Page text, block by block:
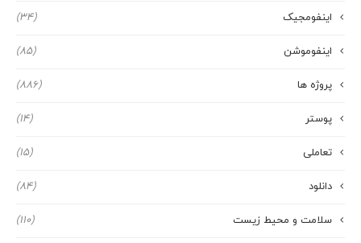
اینفومجیک (34)
اینفوموشن (85)
پروژه ها (886)
پوستر (14)
تعاملی (15)
دانلود (84)
سلامت و محیط زیست (110)